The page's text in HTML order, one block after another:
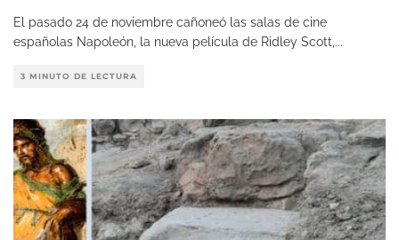
El pasado 24 de noviembre cañoneó las salas de cine
españolas Napoleón, la nueva película de Ridley Scott, ...
3 MINUTO DE LECTURA